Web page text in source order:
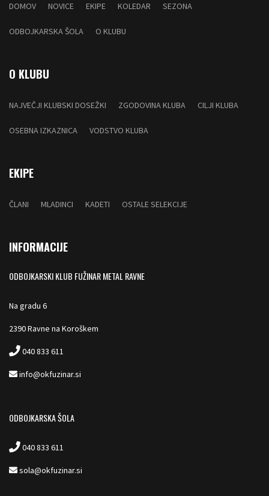
DOMOV NOVICE EKIPE KOLEDAR SEZONA
ODBOJKARSKA ŠOLA O KLUBU
O KLUBU
NAJVEČJI KLUBSKI DOSEŽKI ZGODOVINA KLUBA CILJI KLUBA
OSEBNA IZKAZNICA VODSTVO KLUBA
EKIPE
ČLANI MLADINCI KADETI OSTALE SELEKCIJE
INFORMACIJE
ODBOJKARSKI KLUB FUŽINAR METAL RAVNE
Na gradu 6
2390 Ravne na Koroškem
040 833 611
info@okfuzinar.si
ODBOJKARSKA ŠOLA
040 833 611
sola@okfuzinar.si